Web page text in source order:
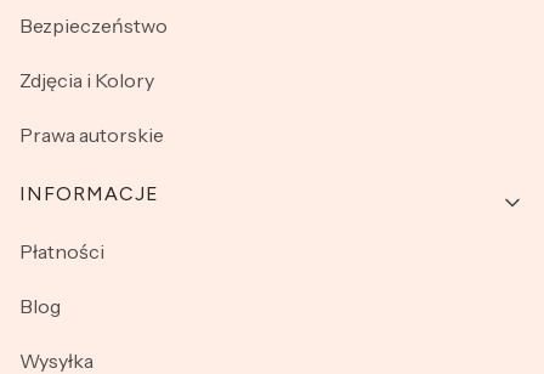
Bezpieczeństwo
Zdjęcia i Kolory
Prawa autorskie
INFORMACJE
Płatności
Blog
Wysyłka